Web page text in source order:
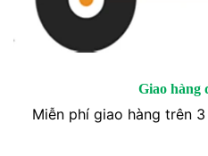
Giao hàng
Miễn phí giao hàng trên